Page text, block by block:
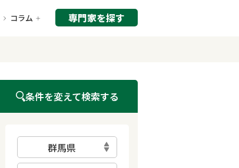
コラム 専門家を探す
条件を変えて検索する
群馬県